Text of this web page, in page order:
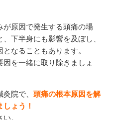
が原因で発生する頭痛の場
下半身にも影響を及ぼし、
なることもあります。
を一緒に取り除きましょ
灸院で、頭痛の根本原因を解
ょう！
。